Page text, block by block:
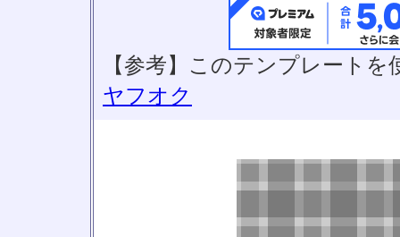
【参考】このテンプレート
ヤフオク